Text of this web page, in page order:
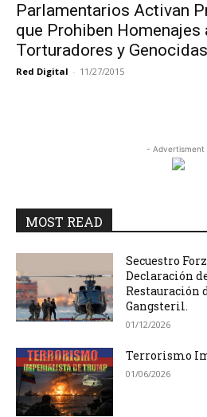
Parlamentarios Activan
que Prohiben Homenajes
Torturadores y Genocidas
Red Digital - 11/27/2015
- Advertisment
MOST READ
Secuestro
Declaración
Restauración
Gangsteril.
01/12/2026
Terrorismo
01/06/2026